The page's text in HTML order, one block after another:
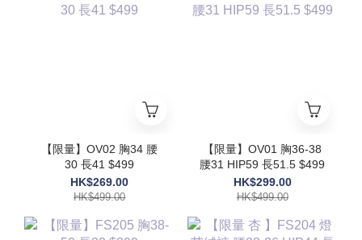
【限量】OV02 胸34 腰
30 長41 $499
HK$269.00
HK$499.00
【限量】OV01 胸36-38
腰31 HIP59 長51.5 $499
HK$299.00
HK$499.00